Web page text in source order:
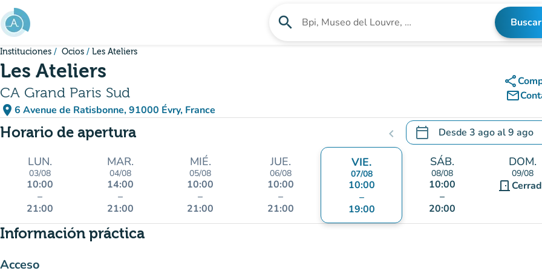
Ir al contenido principal
search Buscar un establecimiento Buscar
Instituciones Ocios Les Ateliers
Les Ateliers
CA Grand Paris Sud
place 6 Avenue de Ratisbonne, 91000 Évry, France
(abrir en Google Maps)
(nueva pestaña)
share
mail_outline
Horario de apertura chevron_left calendar_today Desde 3 agoal9 ago
.Abra el calendario para
LUN.
03/08
10:00
–
21:00
MAR.
04/08
14:00
–
21:00
MIÉ.
05/08
10:00
–
21:00
JUE.
06/08
10:00
–
21:00
VIE.
07/08
10:00
–
19:00
SÁB.
08/08
10:00
–
20:00
DOM.
09/08
door_front
Información práctica
Acceso